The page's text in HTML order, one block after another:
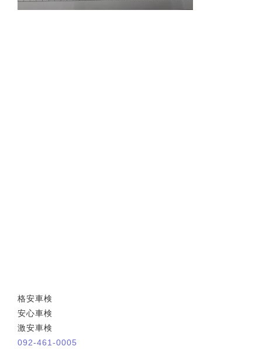
格安車検
安心車検
激安車検
092-461-0005